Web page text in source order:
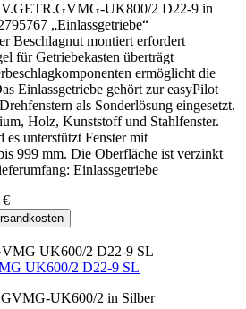
V.GETR.GVMG-UK800/2 D22-9 in
„Einlassgetriebe“
Beschlagnut montiert erfordert
für Getriebekasten überträgt
ermöglicht die
Einlassgetriebe gehört zur easyPilot
als Sonderlösung eingesetzt.
Holz, Kunststoff und Stahlfenster.
unterstützt Fenster mit
999 mm. Die Oberfläche ist verzinkt
Einlassgetriebe
€
UK600/2 D22-9 SL
GVMG-UK600/2 in Silber